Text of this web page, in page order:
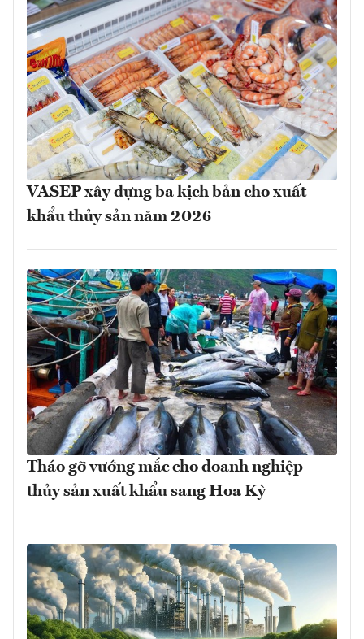
VASEP xây dựng ba kịch bản cho xuất
khẩu thủy sản năm 2026
Tháo gỡ vướng mắc cho doanh nghiệp
thủy sản xuất khẩu sang Hoa Kỳ